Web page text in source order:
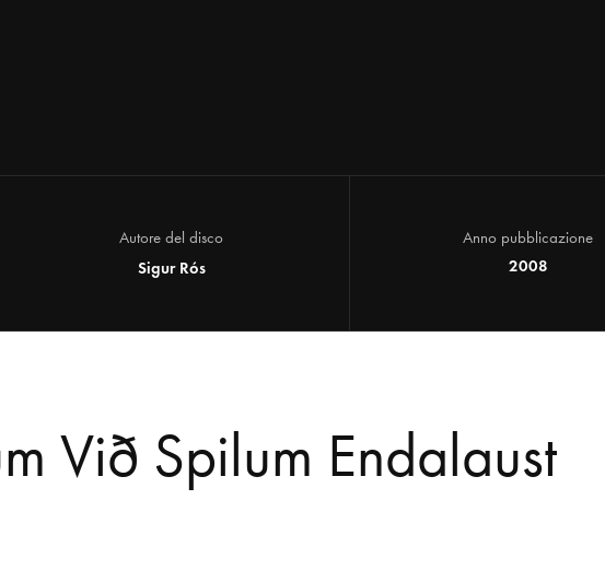
Autore del disco
Sigur Rós
Anno pubblicazione
2008
Við Spilum Endalaust